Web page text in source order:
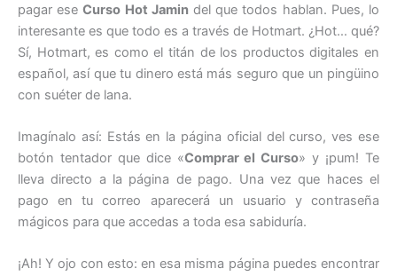
pagar eseCurso Hot Jamindel que todos hablan. Pues, lo
interesante es que todo es a través de Hotmart. ¿Hot… qué?
Sí, Hotmart, es como el titán de los productos digitales en
español, así que tu dinero está más seguro que un pingüino
con suéter de lana.
Imagínalo así: Estás en la página oficial del curso, ves ese
botón tentador que dice «Comprar el Curso» y ¡pum! Te
lleva directo a la página de pago. Una vez que haces el
pago en tu correo aparecerá un usuario y contraseña
mágicos para que accedas a toda esa sabiduría.
¡Ah! Y ojo con esto: en esa misma página puedes encontrar